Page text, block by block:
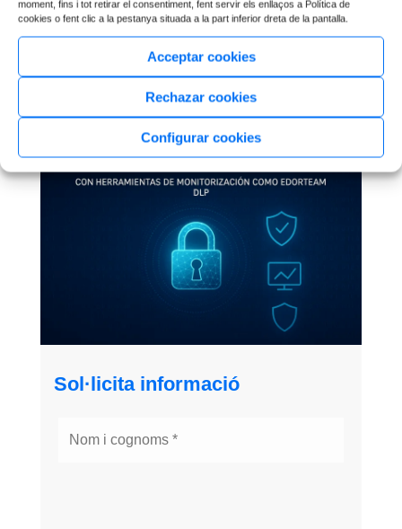
moment, fins i tot retirar el consentiment, fent servir els enllaços a Política de
cookies o fent clic a la pestanya situada a la part inferior dreta de la pantalla.
Acceptar cookies
Rechazar cookies
Configurar cookies
La seguretat de la teva empresa no pot
dependre de suposicions.Fes-la demostrable,
auditable i contínua. I sobretot, fes-la estratègica.
Sol·licita informació